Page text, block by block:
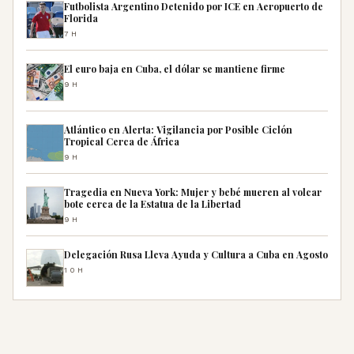
Futbolista Argentino Detenido por ICE en Aeropuerto de
Florida
7H
El euro baja en Cuba, el dólar se mantiene firme
9H
Atlántico en Alerta: Vigilancia por Posible Ciclón
Tropical Cerca de África
9H
Tragedia en Nueva York: Mujer y bebé mueren al volcar
bote cerca de la Estatua de la Libertad
9H
Delegación Rusa Lleva Ayuda y Cultura a Cuba en Agosto
10H